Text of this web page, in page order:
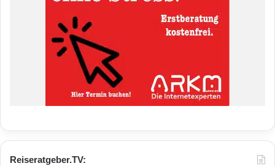
Reiseratgeber.TV: